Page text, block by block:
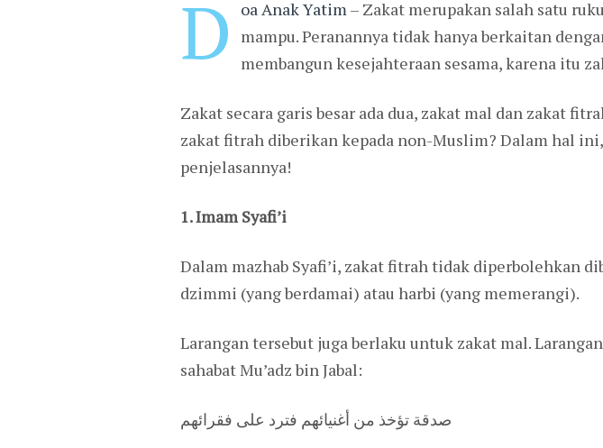
D oa Anak Yatim – Zakat merupakan salah satu
mampu. Peranannya tidak hanya berkaitan
membangun kesejahteraan sesama, karena itu
Zakat secara garis besar ada dua, zakat mal dan zakat
zakat fitrah diberikan kepada non-Muslim? Dalam hal
penjelasannya!
1. Imam Syafi’i
Dalam mazhab Syafi’i, zakat fitrah tidak diperbolehkan
dzimmi (yang berdamai) atau harbi (yang memerangi).
Larangan tersebut juga berlaku untuk zakat mal.
sahabat Mu’adz bin Jabal:
صدقة تؤخذ من أغنيائهم فترد على فقرائهم